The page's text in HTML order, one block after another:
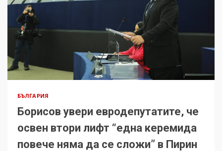
БЪЛГАРИЯ
Борисов увери евродепутатите, че
освен втори лифт “една керемида
повече няма да се сложи” в Пирин